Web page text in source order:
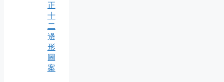
正
十
二
邊
形
圖
案